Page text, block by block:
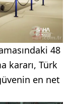
48
kararı, Türk
en net